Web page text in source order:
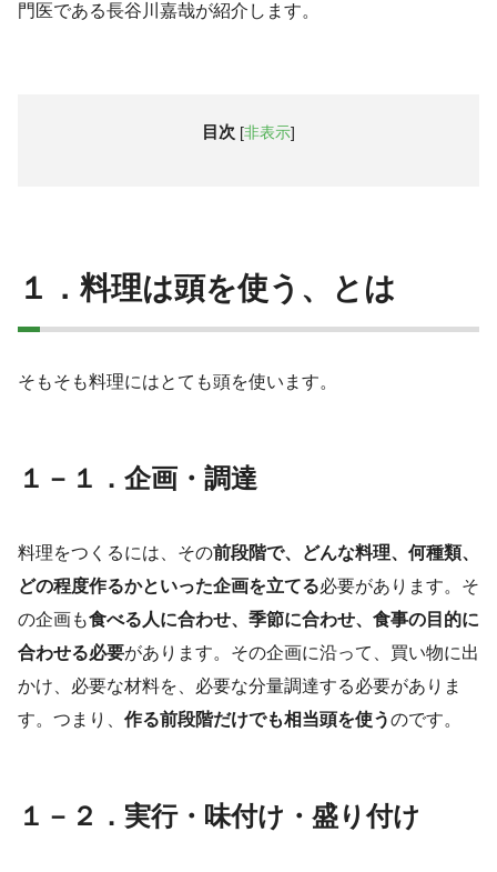
門医である長谷川嘉哉が紹介します。
目次 [非表示]
１．料理は頭を使う、とは
そもそも料理にはとても頭を使います。
１－１．企画・調達
料理をつくるには、その前段階で、どんな料理、何種類、
どの程度作るかといった企画を立てる必要があります。そ
の企画も食べる人に合わせ、季節に合わせ、食事の目的に
合わせる必要があります。その企画に沿って、買い物に出
かけ、必要な材料を、必要な分量調達する必要がありま
す。つまり、 作る前段階だけでも相当頭を使うのです。
１－２．実行・味付け・盛り付け